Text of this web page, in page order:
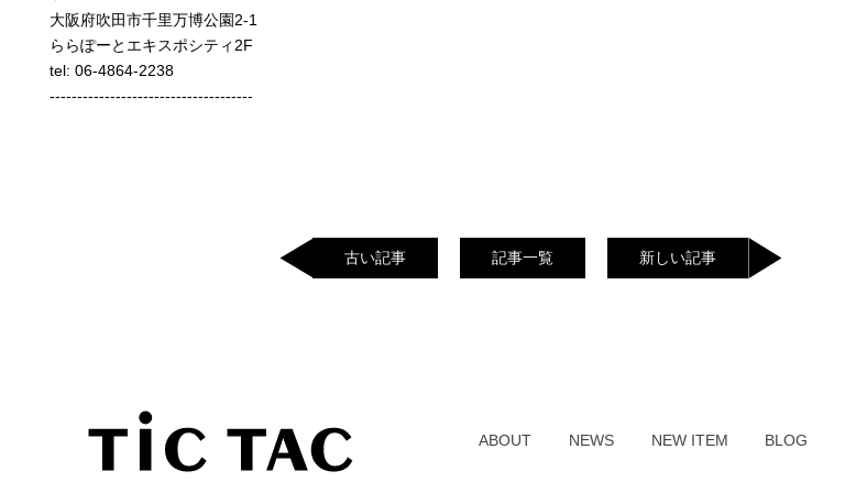
大阪府吹田市千里万博公園2-1
ららぽーとエキスポシティ2F
tel: 06-4864-2238
-------------------------------------
古い記事 記事一覧 新しい記事
ABOUT NEWS NEW ITEM BLOG